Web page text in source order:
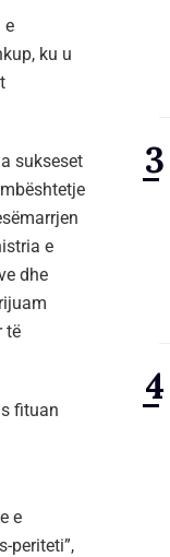
e
ku u
sukseset
e
dhe
të
fituan
e
periteti”,